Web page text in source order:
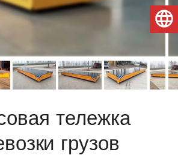
тележка
грузов